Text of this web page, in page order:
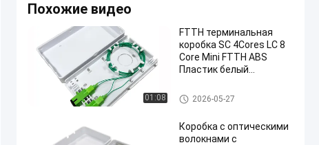
Похожие видео
01:08
FTTH терминальная
коробка SC 4Cores LC 8
Core Mini FTTH ABS
Пластик белый
стенный выход
Волоконно-оптические Box П
рекращение
2026-05-27
Коробка с оптическими
волокнами с